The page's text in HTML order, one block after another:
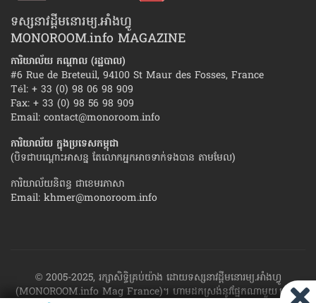
ទស្សនាវដ្ដីមនោរម្យ.អាំងហ្វូ
MONOROOM.info MAGAZINE
ការិយាល័យ កណ្ដាល (រដ្ឋបាល)
#6 Rue de Breteuil, 94100 St Maur des Fosses, France
Tél: + 33 (0) 98 06 98 909
Fax: + 33 (0) 98 56 98 909
Email: contact@monoroom.info
ការិយាល័យ ក្នុង​ប្រទេស​កម្ពុជា
(បិទជាបណ្ដោះអាសន្ន តែលោកអ្នកអាចទាក់ទងបាន តាមមែល)
ការិយាល័យនិពន្ធ ជាខេមរភាសា
Email: khmer@monoroom.info
© 2005-2025, រក្សាសិទ្ធិគ្រប់យ៉ាង ដោយទស្សនាវដ្ដី​មនោរម្យ.អាំងហ្វូ
(MONOROOM.info Mag France)។ ហាម​ដក​ស្រង់​នូវ​ផ្នែក​ណា​មួយ​ ឬ​ផ្នែក​